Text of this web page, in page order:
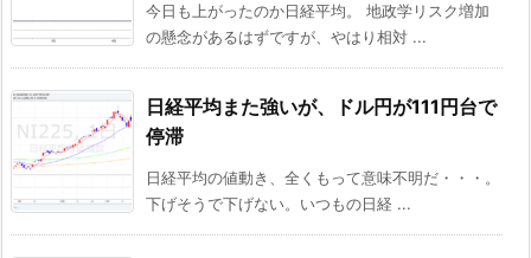
今日も上がったのか日経平均。 地政学リスク増加
の懸念があるはずですが、やはり相対 ...
日経平均また強いが、ドル円が111円台で
停滞
日経平均の値動き、全くもって意味不明だ・・・。
下げそうで下げない。いつもの日経 ...